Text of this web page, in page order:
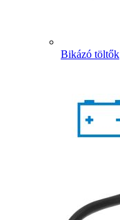
Bikázó töltők